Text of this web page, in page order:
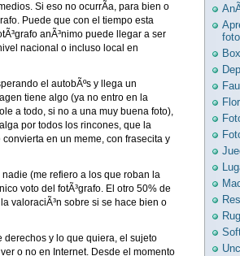
Si eso no ocurrÃ­a, para bien o
Puede que con el tiempo esta
anÃ³nimo puede llegar a ser
nacional o incluso local en
el autobÃºs y llega un
tiene algo (ya no entro en la
a todo, si no a una muy buena foto),
por todos los rincones, que la
en un meme, con frasecita y
(me refiero a los que roban la
voto del fotÃ³grafo. El otro 50% de
valoraciÃ³n sobre si se hace bien o
derechos y lo que quiera, el sujeto
o no en Internet. Desde el momento